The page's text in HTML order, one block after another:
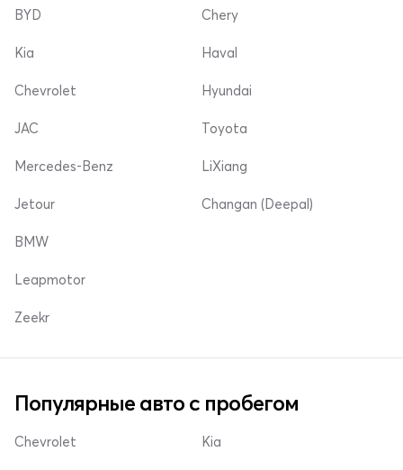
BYD
Kia
Chevrolet
Chery
Haval
Hyundai
JAC
Mercedes-Benz
Jetour
Toyota
LiXiang
Changan (Deepal)
BMW
Leapmotor
Zeekr
Популярные авто с пробегом
Chevrolet Kia